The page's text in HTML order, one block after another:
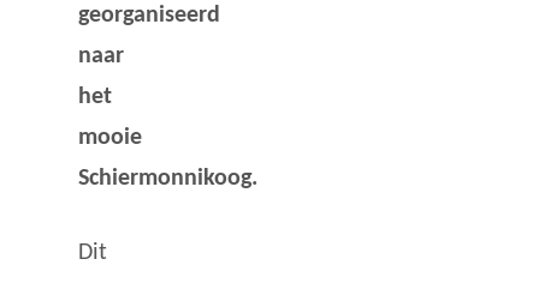
georganiseerd
naar
het
mooie
Schiermonnikoog.
Dit